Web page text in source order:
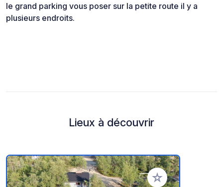
le grand parking vous poser sur la petite route il y a
plusieurs endroits.
Lieux à découvrir